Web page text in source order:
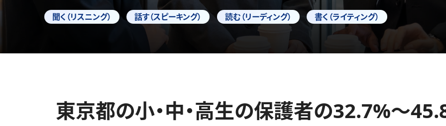
聞く（リスニング） 話す（スピーキング） 読む（リーディング） 書く（ライティング）
東京都の小・中・高生の保護者の32.7%～